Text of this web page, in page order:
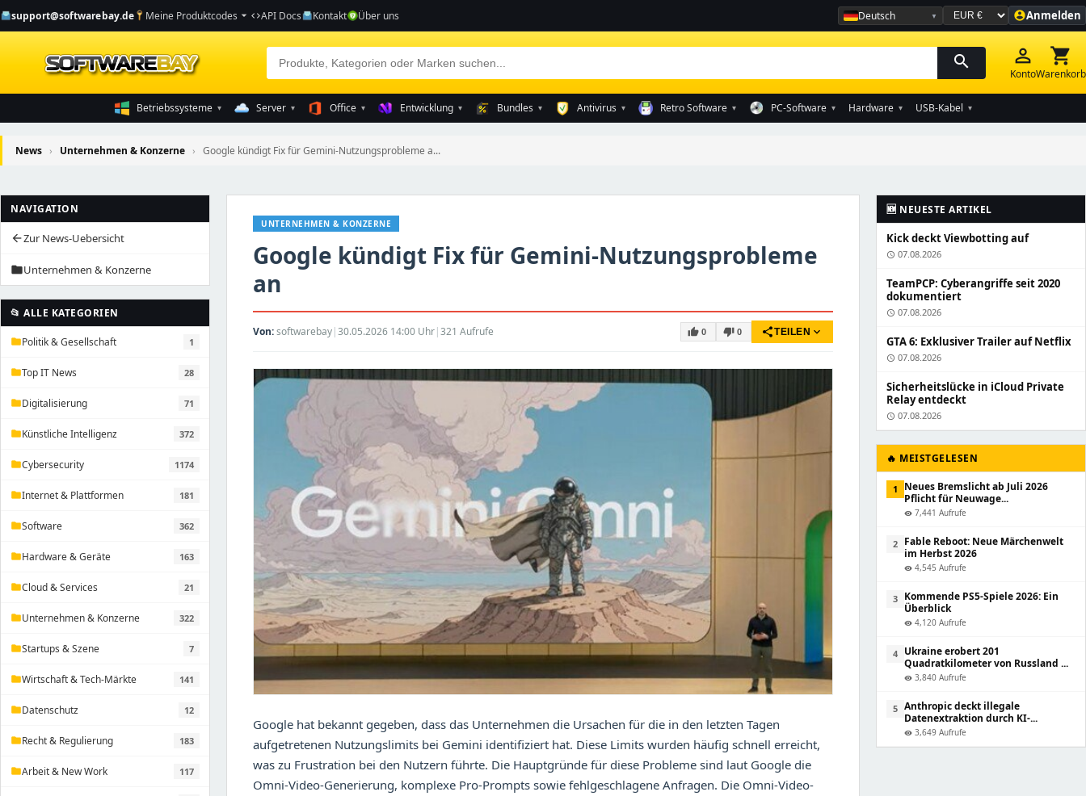
support@softwarebay.de Meine Produktcodes arrow_drop_down codeAPI Docs Kontakt Über uns Deutsch
Währung auswählen account_circleAnmelden
search person_outline
Konto
shopping_cart
Warenkorb
Betriebssysteme ▾ Server ▾ Office ▾ Entwicklung ▾ Bundles ▾ Antivirus ▾ Retro Software ▾ PC-Software ▾ Hardware ▾ USB-Kabel ▾
News › Unternehmen & Konzerne › Google kündigt Fix für Gemini-Nutzungsprobleme a...
NAVIGATION
arrow_backZur News-Uebersicht
folderUnternehmen & Konzerne
📂 ALLE KATEGORIEN
folderPolitik & Gesellschaft 1
folderTop IT News 28
folderDigitalisierung 71
folderKünstliche Intelligenz 372
folderCybersecurity 1174
folderInternet & Plattformen 181
folderSoftware 362
folderHardware & Geräte 163
folderCloud & Services 21
folderUnternehmen & Konzerne 322
folderStartups & Szene 7
folderWirtschaft & Tech-Märkte 141
folderDatenschutz 12
folderRecht & Regulierung 183
folderArbeit & New Work 117
UNTERNEHMEN & KONZERNE
Google kündigt Fix für Gemini-Nutzungsprobleme
an
Von:softwarebay|30.05.2026 14:00 Uhr|321 Aufrufe thumb_up 0 thumb_down 0 shareTEILEN expand_more
Google hat bekannt gegeben, dass das Unternehmen die Ursachen für die in den letzten Tagen
aufgetretenen Nutzungslimits bei Gemini identifiziert hat. Diese Limits wurden häufig schnell erreicht,
was zu Frustration bei den Nutzern führte. Die Hauptgründe für diese Probleme sind laut Google die
Omni-Video-Generierung, komplexe Pro-Prompts sowie fehlgeschlagene Anfragen. Die Omni-Video-
🆕 NEUESTE ARTIKEL
Kick deckt Viewbotting auf
schedule 07.08.2026
TeamPCP: Cyberangriffe seit 2020
dokumentiert
schedule 07.08.2026
GTA 6: Exklusiver Trailer auf Netflix
schedule 07.08.2026
Sicherheitslücke in iCloud Private
Relay entdeckt
schedule 07.08.2026
🔥 MEISTGELESEN
1
Neues Bremslicht ab Juli 2026
Pflicht für Neuwage...
visibility 7,441 Aufrufe
2 Fable Reboot: Neue Märchenwelt
im Herbst 2026
visibility 4,545 Aufrufe
3 Kommende PS5-Spiele 2026: Ein
Überblick
visibility 4,120 Aufrufe
4 Ukraine erobert 201
Quadratkilometer von Russland ...
visibility 3,840 Aufrufe
5 Anthropic deckt illegale
Datenextraktion durch KI-...
visibility 3,649 Aufrufe